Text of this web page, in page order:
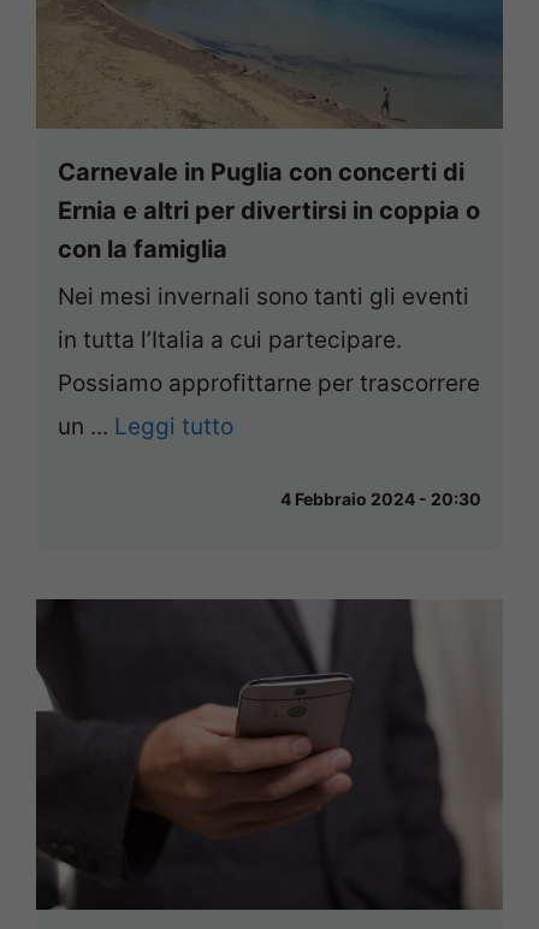
Carnevale in Puglia con concerti di
Ernia e altri per divertirsi in coppia o
con la famiglia
Nei mesi invernali sono tanti gli eventi
in tutta l’Italia a cui partecipare.
Possiamo approfittarne per trascorrere
un ... Leggi tutto
4 Febbraio 2024 - 20:30